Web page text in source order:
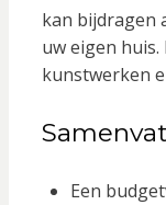
kan bijdragen
uw eigen huis.
kunstwerken
Een